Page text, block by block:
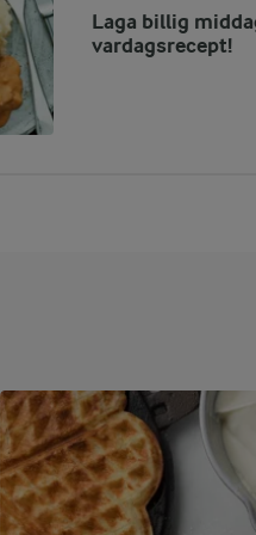
Laga billig
vardagsrecept!